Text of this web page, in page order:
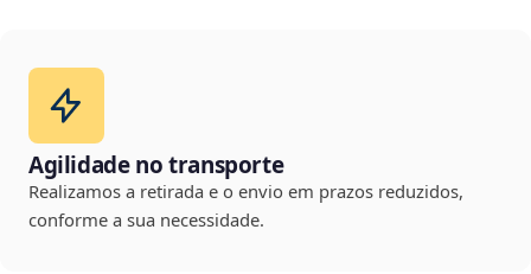
Agilidade no transporte
Realizamos a retirada e o envio em prazos reduzidos,
conforme a sua necessidade.